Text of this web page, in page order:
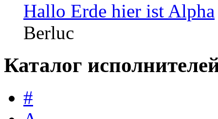
Hallo Erde hier ist Alpha
Berluc
Каталог
#